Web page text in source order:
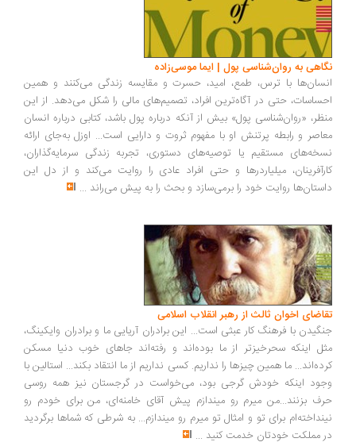
به روان‌شناسی پول | ایما موسی‌زاده
با ترس، طمع، امید، حسرت و مقایسه زندگی می‌کنند و همین
حتی در آگاه‌ترین افراد، تصمیم‌های مالی را شکل می‌دهد. از این
«روان‌شناسی پول» بیش از آنکه درباره پول باشد، کتابی درباره انسان
و رابطه پرتنش او با مفهوم ثروت و دارایی است... اوزل به‌جای ارائه
مستقیم یا توصیه‌های دستوری، تجربه زندگی سرمایه‌گذاران،
میلیاردرها و حتی افراد عادی را روایت می‌کند و از دل این
روایت خود را برمی‌سازد و بحث را به پیش می‌راند...
اخوان ثالث از رهبر انقلاب اسلامی
با فرهنگ کار عبثی است... این برادران آریایی ما و برادران وایکینگ،
اینکه سحرخیزتر از ما بوده‌اند و رفته‌اند جاهای خوب دنیا مسکن
ما همین چیزها را نداریم. کسی نداریم از ما انتقاد بکند... استالین با
اینکه خودش گرجی بود، می‌خواست در گرجستان نیز همه روسی
بزنند...من میرم رو میندازم پیش آقای خامنه‌ای، من برای خودم رو
برای تو و امثال تو میرم رو میندازم... به شرطی که شماها برگردید
مملکت خودتان خدمت کنید...